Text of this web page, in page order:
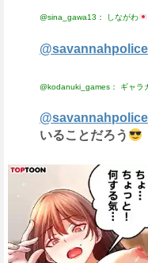
@sina_gawa13： しながわ
@savannahpolice
@kodanuki_games： ギャラ
@savannahpolice
いることだろう